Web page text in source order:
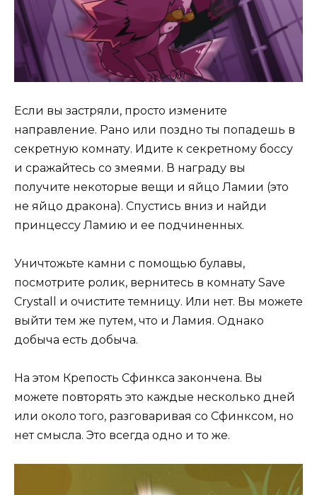
Если вы застряли, просто измените
направление. Рано или поздно ты попадешь в
секретную комнату. Идите к секретному боссу
и сражайтесь со змеями. В награду вы
получите некоторые вещи и яйцо Ламии (это
не яйцо дракона). Спустись вниз и найди
принцессу Ламию и ее подчиненных.
Уничтожьте камни с помощью булавы,
посмотрите ролик, вернитесь в комнату Save
Crystall и очистите темницу. Или нет. Вы можете
выйти тем же путем, что и Ламия. Однако
добыча есть добыча.
На этом Крепость Сфинкса закончена. Вы
можете повторять это каждые несколько дней
или около того, разговаривая со Сфинксом, но
нет смысла. Это всегда одно и то же.